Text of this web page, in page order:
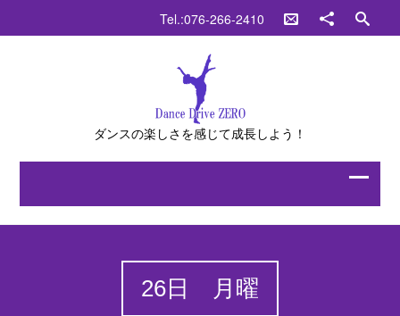
Tel.:076-266-2410
ダンスの楽しさを感じて成長しよう！
26日 月曜